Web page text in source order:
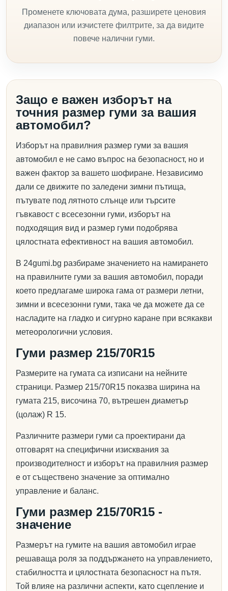
Променете ключовата дума, разширете ценовия
диапазон или изчистете филтрите, за да видите
повече налични гуми.
Защо е важен изборът на
точния размер гуми за вашия
автомобил?
Изборът на правилния размер гуми за вашия
автомобил е не само въпрос на безопасност, но и
важен фактор за вашето шофиране. Независимо
дали се движите по заледени зимни пътища,
пътувате под лятното слънце или търсите
гъвкавост с всесезонни гуми, изборът на
подходящия вид и размер гуми подобрява
цялостната ефективност на вашия автомобил.
В 24gumi.bg разбираме значението на намирането
на правилните гуми за вашия автомобил, поради
което предлагаме широка гама от размери летни,
зимни и всесезонни гуми, така че да можете да се
насладите на гладко и сигурно каране при всякакви
метеорологични условия.
Гуми размер 215/70R15
Размерите на гумата са изписани на нейните
страници. Размер 215/70R15 показва ширина на
гумата 215, височина 70, вътрешен диаметър
(цолаж) R 15.
Различните размери гуми са проектирани да
отговарят на специфични изисквания за
производителност и изборът на правилния размер
е от съществено значение за оптимално
управление и баланс.
Гуми размер 215/70R15 -
значение
Размерът на гумите на вашия автомобил играе
решаваща роля за поддържането на управлението,
стабилността и цялостната безопасност на пътя.
Той влияе на различни аспекти, като сцепление и